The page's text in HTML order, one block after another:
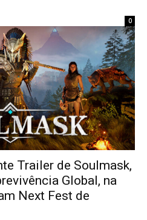
0
Trailer de Soulmask,
Global, na
Next Fest de